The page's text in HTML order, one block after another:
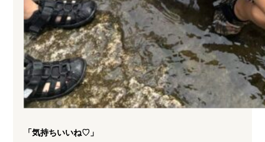
「気持ちいいね♡」